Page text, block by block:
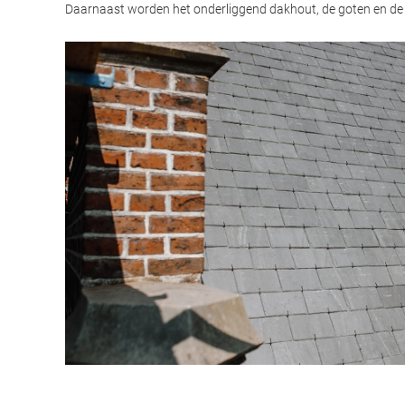
Daarnaast worden het onderliggend dakhout, de goten en de